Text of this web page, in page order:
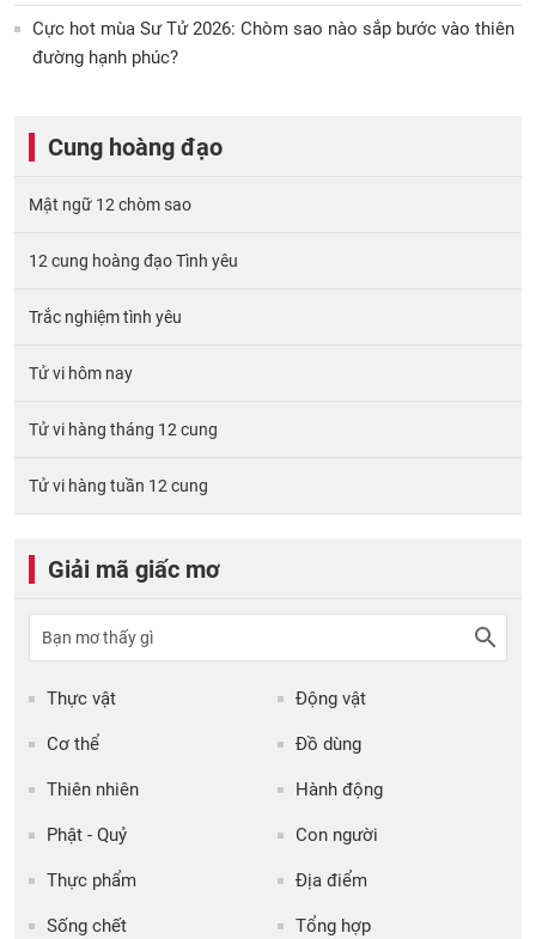
Cực hot mùa Sư Tử 2026: Chòm sao nào sắp bước vào thiên
đường hạnh phúc?
Cung hoàng đạo
Mật ngữ 12 chòm sao
12 cung hoàng đạo Tình yêu
Trắc nghiệm tình yêu
Tử vi hôm nay
Tử vi hàng tháng 12 cung
Tử vi hàng tuần 12 cung
Giải mã giấc mơ
Thực vật Động vật
Cơ thể Đồ dùng
Thiên nhiên Hành động
Phật - Quỷ Con người
Thực phẩm Địa điểm
Sống chết Tổng hợp